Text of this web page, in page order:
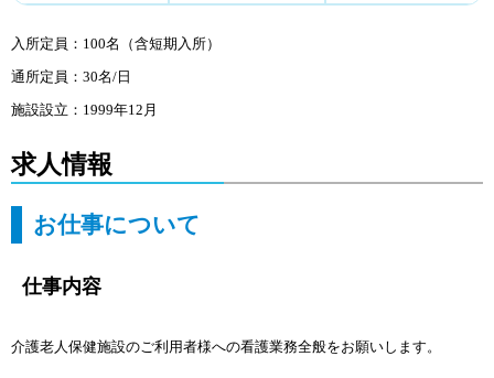
入所定員：100名（含短期入所）
通所定員：30名/日
施設設立：1999年12月
求人情報
お仕事について
仕事内容
介護老人保健施設のご利用者様への看護業務全般をお願いします。